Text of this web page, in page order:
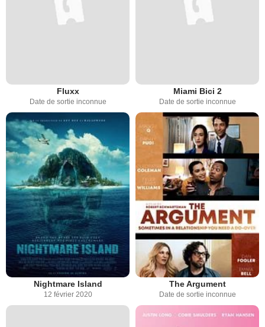
Fluxx
Date de sortie inconnue
Miami Bici 2
Date de sortie inconnue
Nightmare Island
12 février 2020
The Argument
Date de sortie inconnue